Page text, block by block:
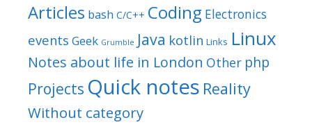
Articles bash C/C++ Coding Electronics
events Geek Grumble Java kotlin Links Linux
Notes about life in London Other php
Projects Quick notes Reality
Without category